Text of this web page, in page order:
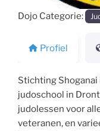
Dojo Categorie:
Profiel
Stichting
judoschool in
judolessen voor
veteranen, en